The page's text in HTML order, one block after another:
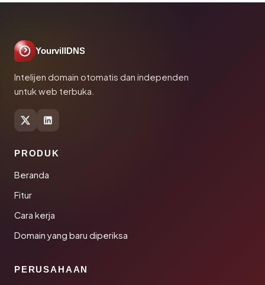
YourvillDNS
Intelijen domain otomatis dan independen
untuk web terbuka.
PRODUK
Beranda
Fitur
Cara kerja
Domain yang baru diperiksa
PERUSAHAAN